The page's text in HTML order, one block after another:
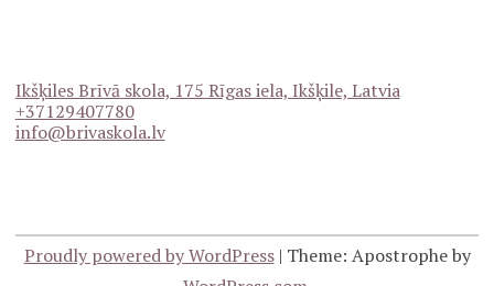
Ikšķiles Brīvā skola, 175 Rīgas iela, Ikšķile, Latvia
+37129407780
info@brivaskola.lv
Proudly powered by WordPress | Theme: Apostrophe by